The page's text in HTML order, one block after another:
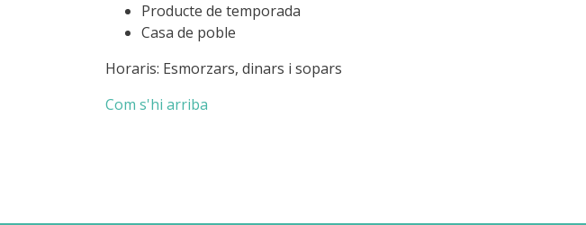
Producte de temporada
Casa de poble
Horaris: Esmorzars, dinars i sopars
Com s'hi arriba